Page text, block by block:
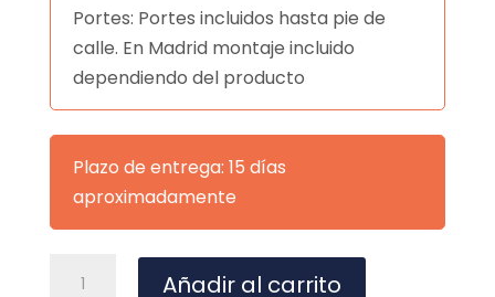
Portes: Portes incluidos hasta pie de
calle. En Madrid montaje incluido
dependiendo del producto
Plazo de entrega: 15 días
aproximadamente
Añadir al carrito